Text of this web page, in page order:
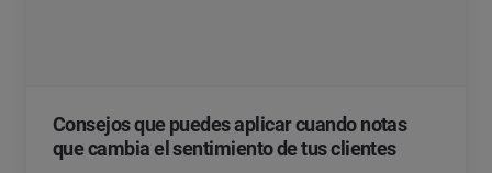
Consejos que puedes aplicar cuando notas
que cambia el sentimiento de tus clientes